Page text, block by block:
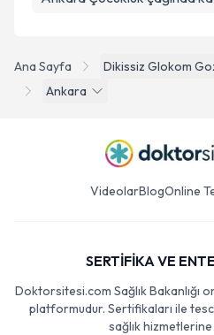
Ana Sayfa
Dikissiz Glokom
Ankara
VideolarBlogOnline
SERTİFİKA VE
Doktorsitesi.com Sağlık Bakanlığı
platformudur. Sertifikaları ile
sağlık